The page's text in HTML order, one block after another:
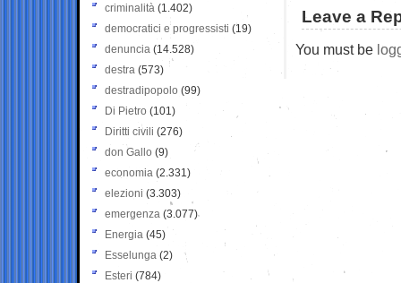
Leave a
You must be
criminalità (1.402)
democratici e progressisti (19)
denuncia (14.528)
destra (573)
destradipopolo (99)
Di Pietro (101)
Diritti civili (276)
don Gallo (9)
economia (2.331)
elezioni (3.303)
emergenza (3.077)
Energia (45)
Esselunga (2)
Esteri (784)